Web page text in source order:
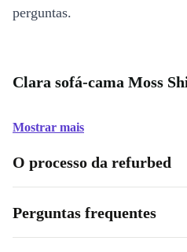
perguntas.
Clara sofá-cama Moss
Mostrar mais
O processo da refurbed
Perguntas frequentes